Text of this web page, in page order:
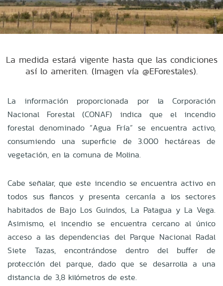
La medida estará vigente hasta que las condiciones
así lo ameriten. (Imagen vía @EForestales).
La información proporcionada por la Corporación
Nacional Forestal (CONAF) indica que el incendio
forestal denominado “Agua Fría” se encuentra activo,
consumiendo una superficie de 3.000 hectáreas de
vegetación, en la comuna de Molina.
Cabe señalar, que este incendio se encuentra activo en
todos sus flancos y presenta cercanía a los sectores
habitados de Bajo Los Guindos, La Patagua y La Vega.
Asimismo, el incendio se encuentra cercano al único
acceso a las dependencias del Parque Nacional Radal
Siete Tazas, encontrándose dentro del buffer de
protección del parque, dado que se desarrolla a una
distancia de 3,8 kilómetros de este.